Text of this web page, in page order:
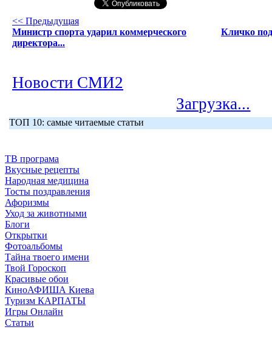
<< Предыдущая
Министр спорта ударил коммерческого
директора...
Кличко
Новости СМИ2
Загрузка...
ТОП 10: самые читаемые статьи
ТВ програма
Вкусные рецепты
Народная медицина
Тосты поздравления
Афоризмы
Уход за животными
Блоги
Открытки
Фотоальбомы
Тайна твоего имени
Твой Гороскоп
Красивые обои
КиноАФИША Киева
Туризм КАРПАТЫ
Игры Онлайн
Статьи